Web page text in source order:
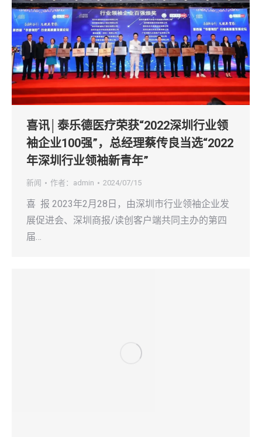
喜讯│泰乐德医疗荣获“2022深圳行业领
袖企业100强”，总经理蔡传良当选“2022
年深圳行业领袖新青年”
新闻 作者： admin 2024/07/15
喜 报 2023年2月28日，由深圳市行业领袖企业发
展促进会、深圳商报/读创客户端共同主办的第四
届…